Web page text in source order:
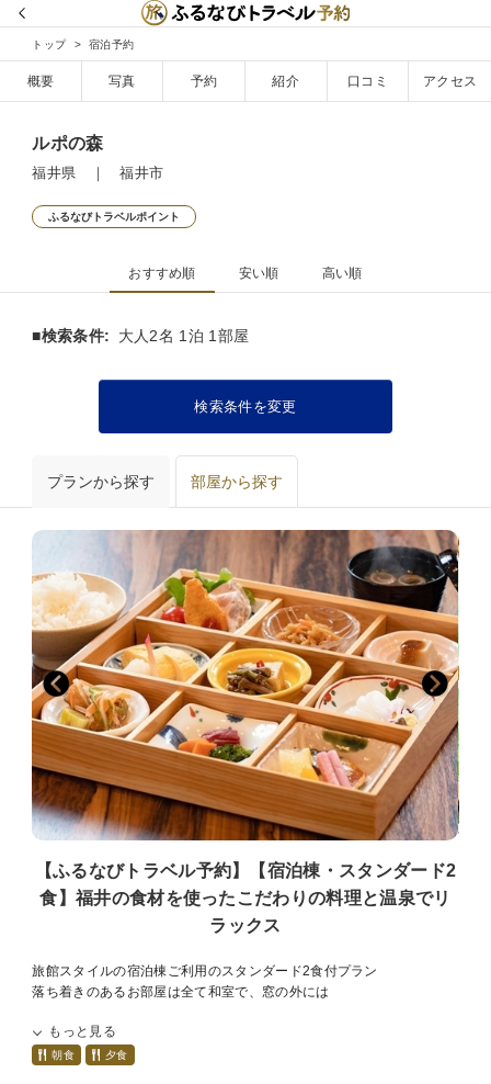
トップ 宿泊予約
概要 写真 予約 紹介 口コミ アクセス
ルポの森
福井県 ｜ 福井市
ふるなびトラベルポイント
おすすめ順 安い順 高い順
■検索条件: 大人2名 1泊 1部屋
検索条件を変更
プランから探す 部屋から探す
【ふるなびトラベル予約】【宿泊棟・スタンダード2
食】福井の食材を使ったこだわりの料理と温泉でリ
ラックス
旅館スタイルの宿泊棟ご利用のスタンダード2食付プラン
落ち着きのあるお部屋は全て和室で、窓の外には
越前美山の総面積5000坪の広大な敷地の中に天然温泉、
もっと見る
朝食 夕食